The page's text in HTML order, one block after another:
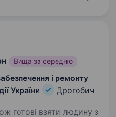
Вища за середню
і ремонту
України
Дрогобич
готові взяти людину з